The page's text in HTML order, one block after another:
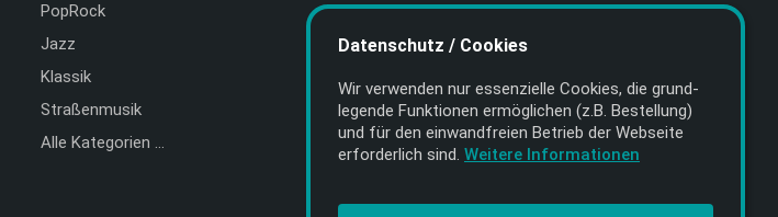
PopRock
Jazz
Klassik
Straßenmusik
Alle Kategorien …
Featured Artists
About getyourmusic
Datenschutz / Cookies
Wir verwenden nur essenzielle Cookies, die grund­
legende Funktionen ermöglichen (z.B. Bestellung)
und für den einwand­freien Betrieb der Webseite
erforderlich sind. Weitere Informationen